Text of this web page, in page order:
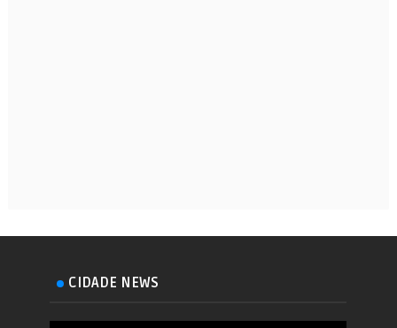
CIDADE NEWS